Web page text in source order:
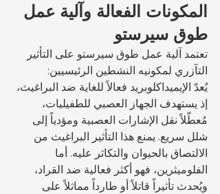
المكونات الفعالة وآلية عمل
طوق سيرستو
تعتمد آلية عمل طوق سيرستو على التأثير
التآزري لمكونيه النشطين الرئيسيين:
يُعدّ الإيميداكلوبريد فعالاً للغاية ضد البراغيث،
إذ يستهدف الجهاز العصبي للطفيليات،
مُعطّلاً نقل الإشارات العصبية ومؤدياً إلى
شلل سريع. يمنع هذا التأثير البراغيث من
الالتصاق بالحيوان والتكاثر عليه. أما
الفلوميثرين، فهو أكثر فعالية ضد القراد،
ويُحدث تأثيراً قاتلاً أو طارداً مماثلاً على